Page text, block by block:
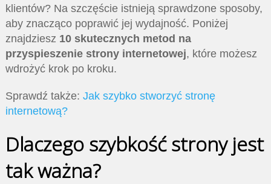
klientów? Na szczęście istnieją sprawdzone sposoby,
aby znacząco poprawić jej wydajność. Poniżej
znajdziesz 10 skutecznych metod na
przyspieszenie strony internetowej, które możesz
wdrożyć krok po kroku.
Sprawdź także: Jak szybko stworzyć stronę
internetową?
Dlaczego szybkość strony jest
tak ważna?